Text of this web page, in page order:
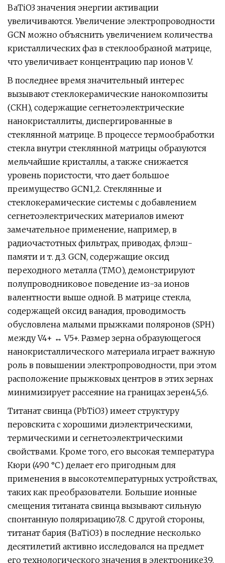
BaTiO3 значения энергии активации
увеличиваются. Увеличение электропроводности
GCN можно объяснить увеличением количества
кристаллических фаз в стеклообразной матрице,
что увеличивает концентрацию пар ионов V.
В последнее время значительный интерес
вызывают стеклокерамические нанокомпозиты
(СКН), содержащие сегнетоэлектрические
нанокристаллиты, диспергированные в
стеклянной матрице. В процессе термообработки
стекла внутри стеклянной матрицы образуются
мельчайшие кристаллы, а также снижается
уровень пористости, что дает большое
преимущество GCN1,2. Стеклянные и
стеклокерамические системы с добавлением
сегнетоэлектрических материалов имеют
замечательное применение, например, в
радиочастотных фильтрах, приводах, флэш-
памяти и т. д.3. GCN, содержащие оксид
переходного металла (ТМО), демонстрируют
полупроводниковое поведение из-за ионов
валентности выше одной. В матрице стекла,
содержащей оксид ванадия, проводимость
обусловлена ​​малыми прыжками поляронов (SPH)
между V4+ ↔ V5+. Размер зерна образующегося
нанокристаллического материала играет важную
роль в повышении электропроводности, при этом
расположение прыжковых центров в этих зернах
минимизирует рассеяние на границах зерен4,5,6.
Титанат свинца (PbTiO3) имеет структуру
перовскита с хорошими диэлектрическими,
термическими и сегнетоэлектрическими
свойствами. Кроме того, его высокая температура
Кюри (490 °C) делает его пригодным для
применения в высокотемпературных устройствах,
таких как преобразователи. Большие ионные
смещения титаната свинца вызывают сильную
спонтанную поляризацию7,8. С другой стороны,
титанат бария (BaTiO3) в последние несколько
десятилетий активно исследовался на предмет
его технологического значения в электронике3,9.